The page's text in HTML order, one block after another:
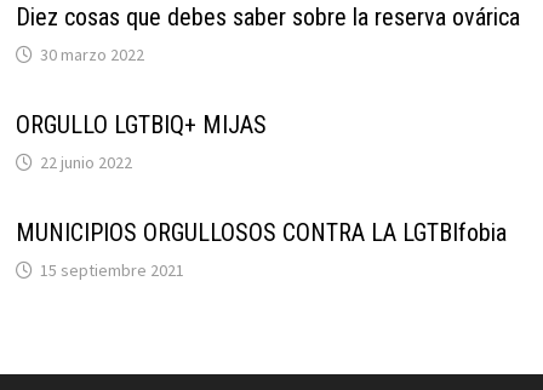
Diez cosas que debes saber sobre la reserva ovárica
30 marzo 2022
ORGULLO LGTBIQ+ MIJAS
22 junio 2022
MUNICIPIOS ORGULLOSOS CONTRA LA LGTBIfobia
15 septiembre 2021